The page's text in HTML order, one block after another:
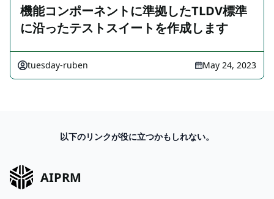
機能コンポーネントに準拠したTLDV標準
に沿ったテストスイートを作成します
tuesday-ruben May 24, 2023
以下のリンクが役に立つかもしれない。
AIPRM